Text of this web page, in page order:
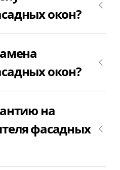
окон?
и вызовите
фасадных окон
и качественно.
окон?
уплотнителя и метража
на
фасадных